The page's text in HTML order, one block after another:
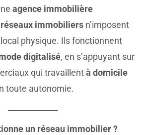
agence immobilière
réseaux immobiliers n’imposent
physique. Ils fonctionnent
digitalisé, en s’appuyant sur
qui travaillentà domicile
toute autonomie.
un réseau immobilier ?